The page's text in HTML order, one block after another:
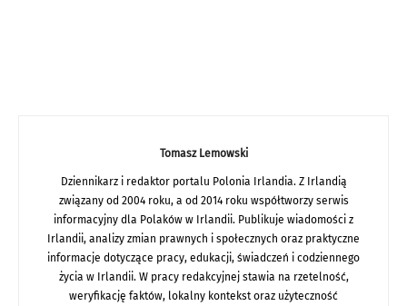
Tomasz Lemowski
Dziennikarz i redaktor portalu Polonia Irlandia. Z Irlandią
związany od 2004 roku, a od 2014 roku współtworzy serwis
informacyjny dla Polaków w Irlandii. Publikuje wiadomości z
Irlandii, analizy zmian prawnych i społecznych oraz praktyczne
informacje dotyczące pracy, edukacji, świadczeń i codziennego
życia w Irlandii. W pracy redakcyjnej stawia na rzetelność,
weryfikację faktów, lokalny kontekst oraz użyteczność